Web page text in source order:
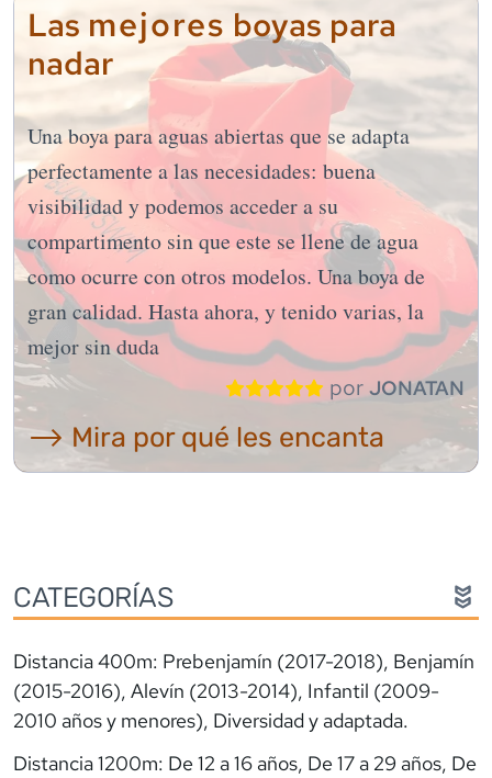
Las mejores boyas para
nadar
Una boya para aguas abiertas que se adapta
perfectamente a las necesidades: buena
visibilidad y podemos acceder a su
compartimento sin que este se llene de agua
como ocurre con otros modelos. Una boya de
gran calidad. Hasta ahora, y tenido varias, la
mejor sin duda
por JONATAN
⟶ Mira por qué les encanta
CATEGORÍAS
Distancia 400m: Prebenjamín (2017-2018), Benjamín
(2015-2016), Alevín (2013-2014), Infantil (2009-
2010 años y menores), Diversidad y adaptada.
Distancia 1200m: De 12 a 16 años, De 17 a 29 años, De